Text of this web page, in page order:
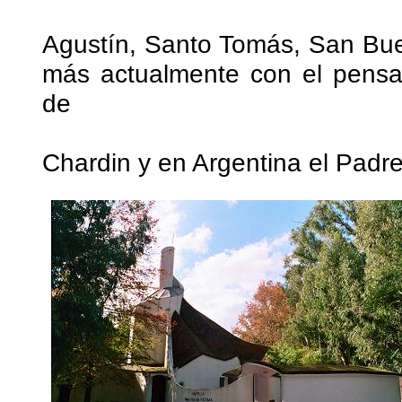
Agustín, Santo Tomás, San
más actualmente con el
de
Chardin y en Argentina el